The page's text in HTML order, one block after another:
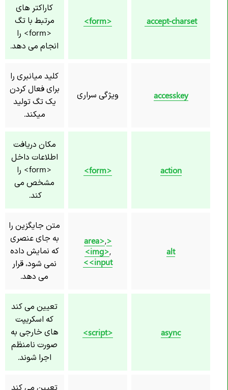
accept-charset
<form>
کاراکتر های
مرتبط با تگ
<form> را
انجام می دهد.
accesskey ویژگی سراری
کلید میانبری را
برای فعال کردن
یک تگ تولید
میکند.
action
<form>
مکان دریافت
اطلاعات داخل
<form> را
مشخص می
کند.
alt
<area>
,
<img>,
<input>
متن جایگزین را
به جای عنصری
که نمایش داده
نمی شود، قرار
می دهد.
async
<script>
تعیین می کند
که اسکریپت
های خارجی به
صورت نامنظم
اجرا شوند.
تعیین می کند